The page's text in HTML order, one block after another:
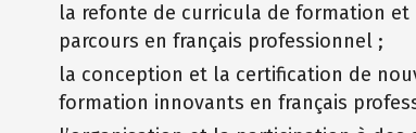
la refonte de curricula de formation et
parcours en français professionnel ;
la conception et la certification de
formation innovants en français